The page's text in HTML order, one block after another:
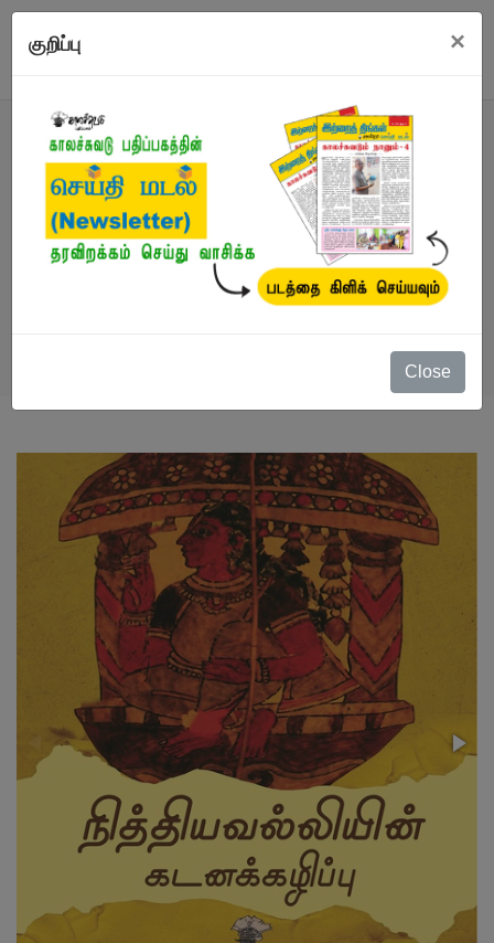
குறிப்பு ×
Close
நூல்கள் / கட்டுரைகள்
நித்தியவல்லியின்
கடனக்கழிப்பு